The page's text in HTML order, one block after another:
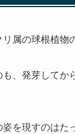
属の球根植物
、発芽してか
姿を現すのはた